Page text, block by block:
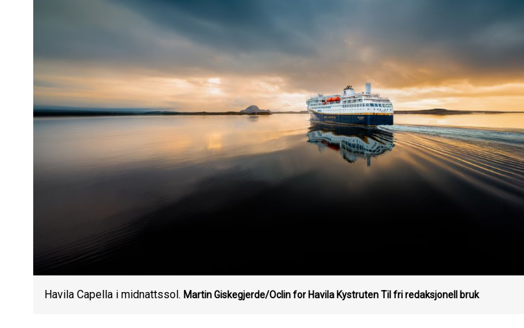
Havila Capella i midnattssol. Martin Giskegjerde/Oclin for Havila KystrutenTil fri redaksjonell bruk